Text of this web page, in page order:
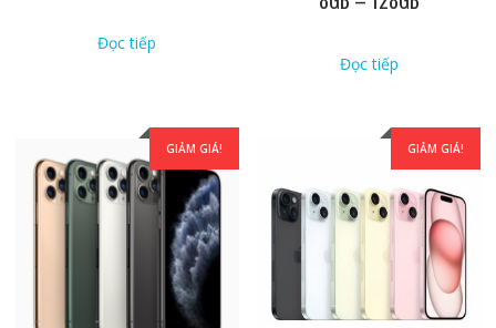
Đọc tiếp
Đọc tiếp
GIẢM GIÁ! GIẢM GIÁ!